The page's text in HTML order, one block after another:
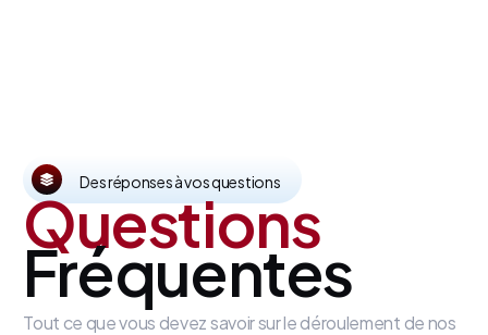
Des réponses à vos questions
Questions
Fréquentes
Tout ce que vous devez savoir sur le déroulement de nos